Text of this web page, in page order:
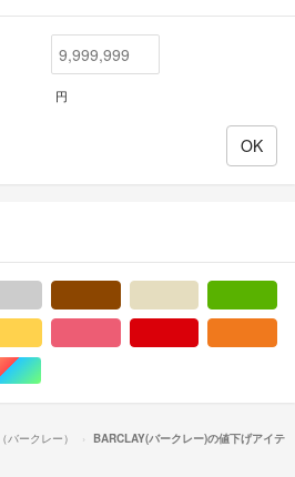
円
ド/金色系マルチカラー
バークレー）
BARCLAY(バークレー)の値下げアイテ